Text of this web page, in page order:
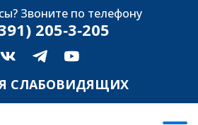
Звоните по телефону
205‑3‑205
СЛАБОВИДЯЩИХ